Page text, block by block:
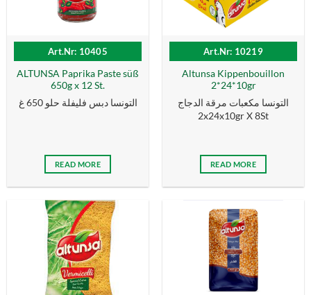
Art.Nr: 10405
ALTUNSA Paprika Paste süß
650g x 12 St.
التونسا دبس فليفلة حلو 650 غ
READ MORE
Art.Nr: 10219
Altunsa Kippenbouillon
2*24*10gr
التونسا مكعبات مرقة الدجاج
2x24x10gr X 8St
READ MORE